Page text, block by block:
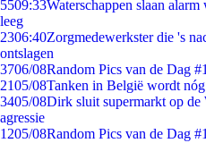
5509:33Waterschappen slaan
leeg
2306:40Zorgmedewerkster die 's
ontslagen
3706/08Random Pics van de Dag
2105/08Tanken in België wordt
3405/08Dirk sluit supermarkt op de
agressie
1205/08Random Pics van de Dag